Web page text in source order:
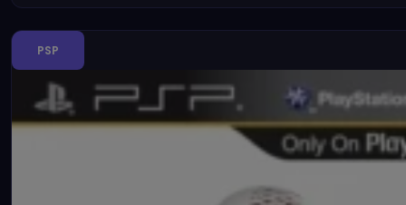
PSP